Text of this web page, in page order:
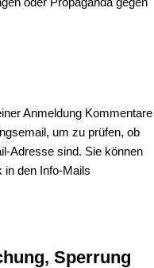
Anmeldung Kommentare
um zu prüfen, ob
Adresse sind. Sie können
in den Info-Mails
Sperrung